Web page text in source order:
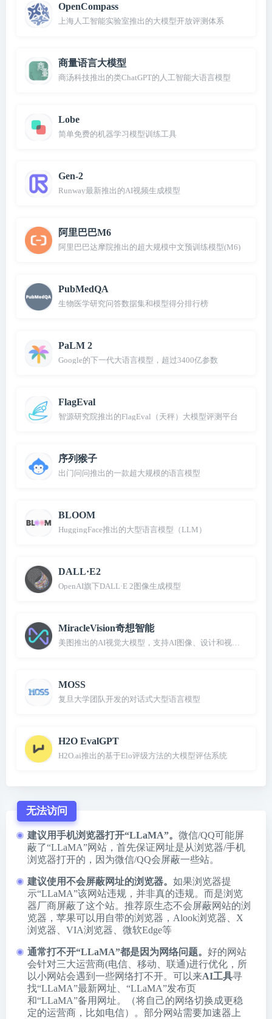
OpenCompass
上海人工智能实验室推出的大模型开放评测体系
商量语言大模型
商汤科技推出的类ChatGPT的人工智能大语言模型
Lobe
简单免费的机器学习模型训练工具
Gen-2
Runway最新推出的AI视频生成模型
阿里巴巴M6
阿里巴巴达摩院推出的超大规模中文预训练模型(M6)
PubMedQA
生物医学研究问答数据集和模型得分排行榜
PaLM 2
Google的下一代大语言模型，超过3400亿参数
FlagEval
智源研究院推出的FlagEval（天秤）大模型评测平台
序列猴子
出门问问推出的一款超大规模的语言模型
BLOOM
HuggingFace推出的大型语言模型（LLM）
DALL·E2
OpenAI旗下DALL·E 2图像生成模型
MiracleVision奇想智能
美图推出的AI视觉大模型，支持AI图像、设计和视频创作
MOSS
复旦大学团队开发的对话式大型语言模型
H2O EvalGPT
H2O.ai推出的基于Elo评级方法的大模型评估系统
无法访问
建议用手机浏览器打开“LLaMA”。 微信/QQ可能屏
蔽了“LLaMA”网站，首先保证网址是从浏览器/手机
浏览器打开的，因为微信/QQ会屏蔽一些站。
建议使用不会屏蔽网址的浏览器。 如果浏览器提
示“LLaMA”该网站违规，并非真的违规。而是浏览
器厂商屏蔽了这个站。推荐原生态不会屏蔽网站的浏
览器，苹果可以用自带的浏览器， Alook浏览器
X
浏览器
VIA浏览器 微软Edge等
通常打不开“LLaMA”都是因为网络问题。 好的网站
会针对三大运营商(电信、移动、联通)进行优化，所
以小网站会遇到一些网络打不开。可以来AI工具寻
找“LLaMA”最新网址、“LLaMA”发布页
和“LLaMA”备用网址。（将自己的网络切换成更稳
定的运营商，比如电信）。部分网站需要加速器上